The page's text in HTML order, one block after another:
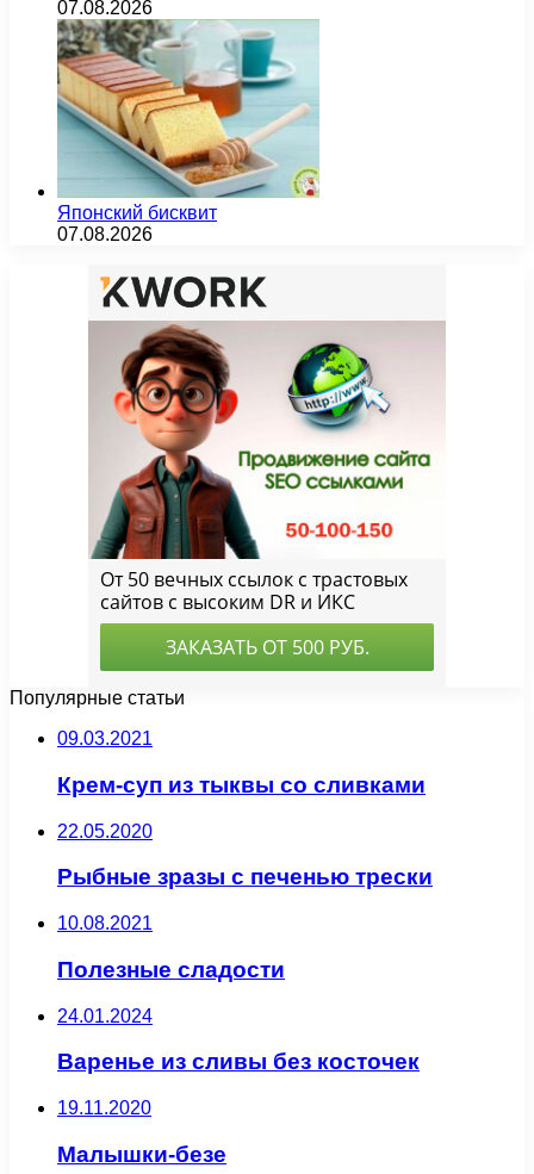
07.08.2026
Японский бисквит
07.08.2026
Популярные статьи
09.03.2021
Крем-суп из тыквы со сливками
22.05.2020
Рыбные зразы с печенью трески
10.08.2021
Полезные сладости
24.01.2024
Варенье из сливы без косточек
19.11.2020
Малышки-безе